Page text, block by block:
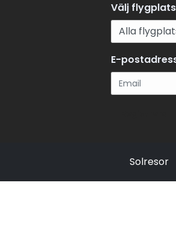
Välj flygplats
E-
Solresor